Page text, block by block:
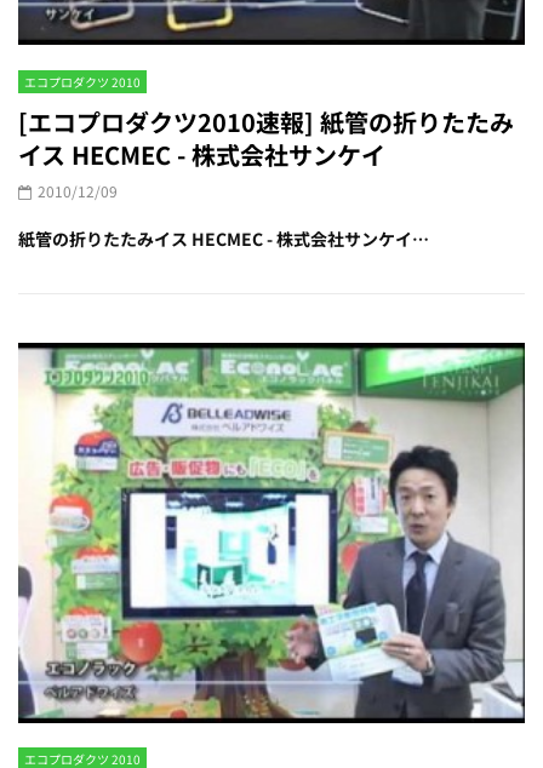
エコプロダクツ 2010
[エコプロダクツ2010速報] 紙管の折りたたみ
イス HECMEC - 株式会社サンケイ
2010/12/09
紙管の折りたたみイス HECMEC - 株式会社サンケイ…
エコプロダクツ 2010